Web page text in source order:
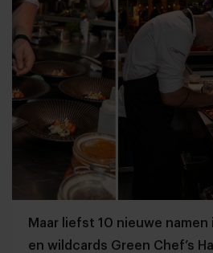
Maar liefst 10 nieuwe
en wildcards Green Chef’s